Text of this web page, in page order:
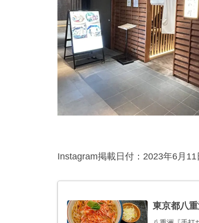
Instagram掲載日付：2023年6月11
東京都八